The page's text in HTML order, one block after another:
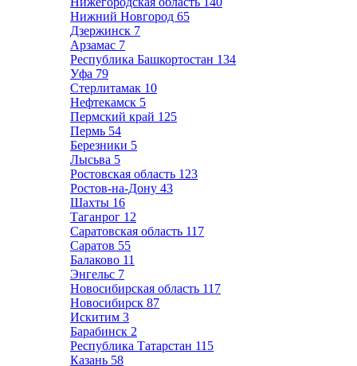
Нижний Новгород 65
Дзержинск 7
Арзамас 7
Республика Башкортостан 134
Уфа 79
Стерлитамак 10
Нефтекамск 5
Пермский край 125
Пермь 54
Березники 5
Лысьва 5
Ростовская область 123
Ростов-на-Дону 43
Шахты 16
Таганрог 12
Саратовская область 117
Саратов 55
Балаково 11
Энгельс 7
Новосибирская область 117
Новосибирск 87
Искитим 3
Барабинск 2
Республика Татарстан 115
Казань 58